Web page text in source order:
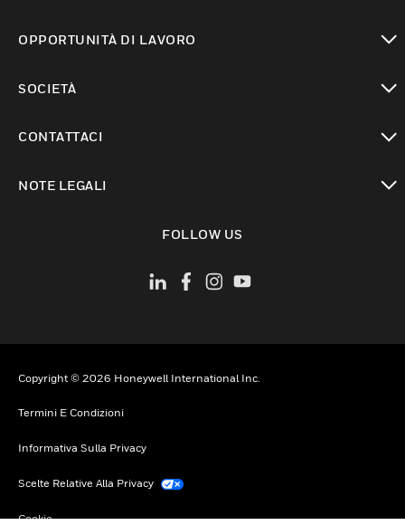
OPPORTUNITÀ DI LAVORO
SOCIETÀ
CONTATTACI
NOTE LEGALI
FOLLOW US
Copyright © 2026 Honeywell International Inc.
Termini E Condizioni
Informativa Sulla Privacy
Scelte Relative Alla Privacy
Cookie